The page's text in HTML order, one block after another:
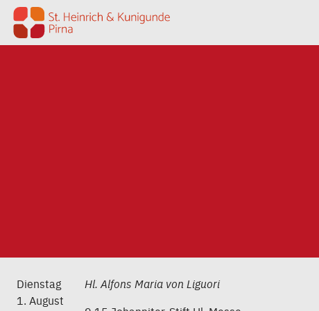
Zum Inhalt springen
Dienstag
1. August
Hl. Alfons Maria von Liguori